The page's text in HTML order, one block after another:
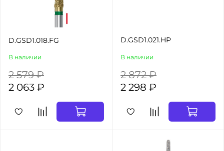
D.GSD1.018.FG
В наличии
2 579 ₽
2 063 ₽
D.GSD1.021.HP
В наличии
2 872 ₽
2 298 ₽